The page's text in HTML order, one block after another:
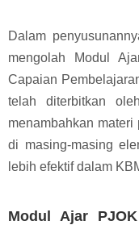
Dalam
mengolah Modul
Capaian
telah diterbitkan
menambahkan
di masing-masing
lebih efektif dalam
Modul Ajar